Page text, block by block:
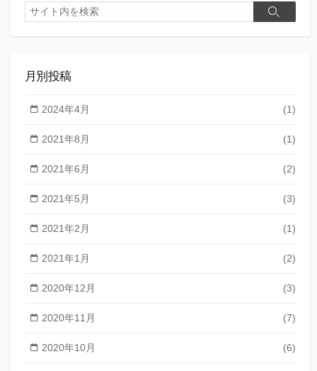
検
索
検
月別投稿
2024年4月 (1)
2021年8月 (1)
2021年6月 (2)
2021年5月 (3)
2021年2月 (1)
2021年1月 (2)
2020年12月 (3)
2020年11月 (7)
2020年10月 (6)